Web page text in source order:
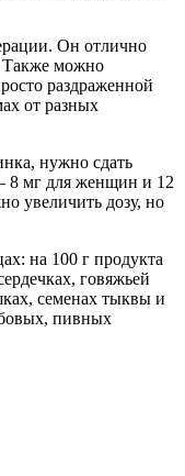
Он отлично
Также можно
раздраженной
от разных
нужно сдать
8 мг для женщин и 12
увеличить дозу, но
на 100 г продукта
говяжьей
семенах тыквы и
пивных